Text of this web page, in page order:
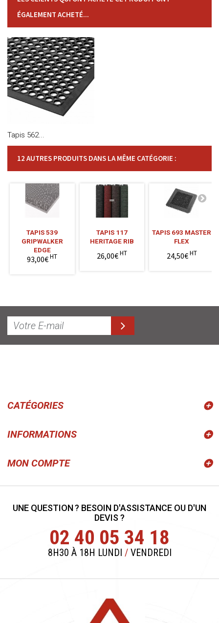
ÉGALEMENT ACHETÉ...
Tapis 562...
12 AUTRES PRODUITS DANS LA MÊME CATÉGORIE :
TAPIS 539
GRIPWALKER
EDGE
93,00€HT
TAPIS 117
HERITAGE RIB
26,00€HT
TAPIS 693 MASTER
FLEX
24,50€HT
CATÉGORIES
INFORMATIONS
MON COMPTE
UNE QUESTION ? BESOIN D'ASSISTANCE OU D'UN
DEVIS ?
02 40 05 34 18
8H30 À 18H LUNDI /VENDREDI